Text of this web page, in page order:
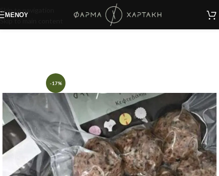
Skip to navigation
Skip to main content
ΜΕΝΟΎ
-17%